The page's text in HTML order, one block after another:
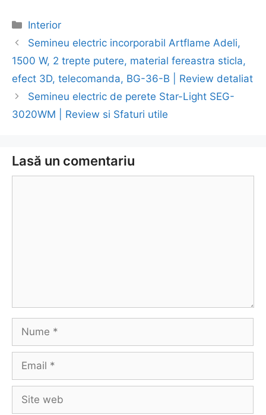
Categorii
Interior
Navigare
în
Semineu electric incorporabil Artflame Adeli,
1500 W, 2 trepte putere, material fereastra sticla,
efect 3D, telecomanda, BG-36-B | Review detaliat
Semineu electric de perete Star-Light SEG-
3020WM | Review si Sfaturi utile
Lasă un comentariu
Nume
Email
Site
web